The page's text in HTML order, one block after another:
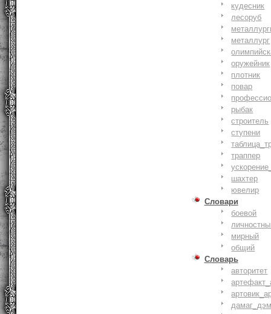
кудесник
лесоруб
металлург
оружейник
плотник
повар
рыбак
строитель
ступени
траппер
шахтер
ювелир
Словари
боевой
мирный
общий
Словарь
авторитет